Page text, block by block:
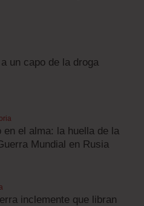
un capo de la droga
en el alma: la huella de la
Mundial en Rusia
inclemente que libran